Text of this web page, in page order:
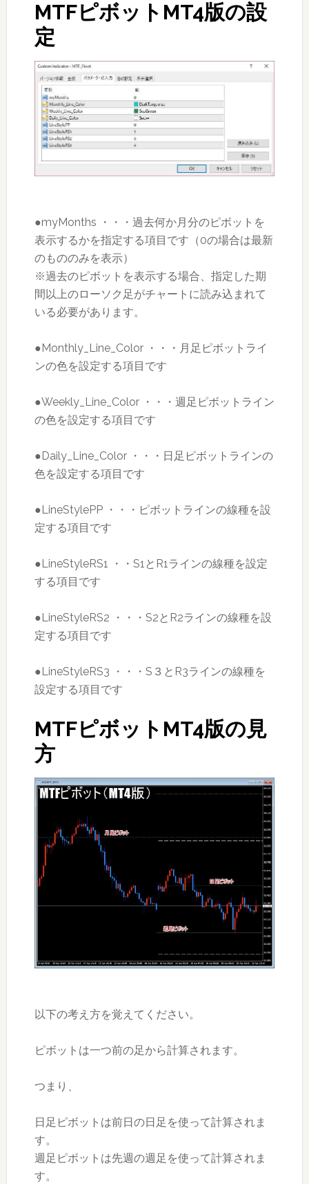
MTFピボットMT4版の設
定
●myMonths ・・・過去何か月分のピボットを
表示するかを指定する項目です（0の場合は最新
のもののみを表示）
※過去のピボットを表示する場合、指定した期
間以上のローソク足がチャートに読み込まれて
いる必要があります。
●Monthly_Line_Color ・・・月足ピボットライ
ンの色を設定する項目です
●Weekly_Line_Color ・・・週足ピボットライン
の色を設定する項目です
●Daily_Line_Color ・・・日足ピボットラインの
色を設定する項目です
●LineStylePP ・・・ピボットラインの線種を設
定する項目です
●LineStyleRS1 ・・S1とR1ラインの線種を設定
する項目です
●LineStyleRS2 ・・・S2とR2ラインの線種を設
定する項目です
●LineStyleRS3 ・・・S３とR3ラインの線種を
設定する項目です
MTFピボットMT4版の見
方
以下の考え方を覚えてください。
ピボットは一つ前の足から計算されます。
つまり、
日足ピボットは前日の日足を使って計算されま
す。
週足ピボットは先週の週足を使って計算されま
す。